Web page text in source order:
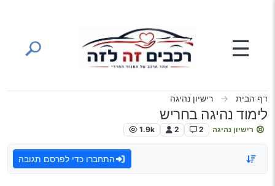
☰
דף הבית רישיון נהיגה
לימוד נהיגה בחריש
רישיון נהיגה 2
2
1.9k
התחברו כדי לפרסם תגובה